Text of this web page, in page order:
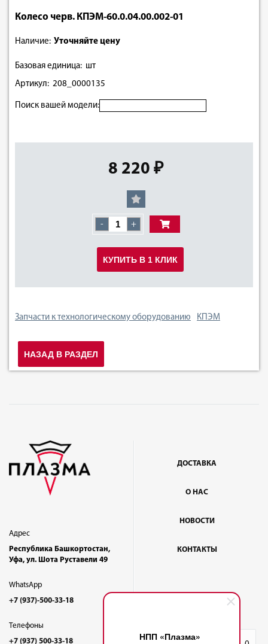
НПП «Плазма»
Колесо черв. КПЭМ-60.0.04.00.002-01
Наличие: Уточняйте цену
Базовая единица: шт
Артикул: 208_0000135
Поиск вашей модели:
8 220 ₽
- +
КУПИТЬ В 1 КЛИК
Запчасти к технологическому оборудованию КПЭМ
НАЗАД В РАЗДЕЛ
Адрес
Республика Башкортостан,
Уфа, ул. Шота Руставели 49
WhatsApp
+7 (937)-500-33-18
Телефоны
+7 (937) 500-33-18
ДОСТАВКА
О НАС
НОВОСТИ
КОНТАКТЫ